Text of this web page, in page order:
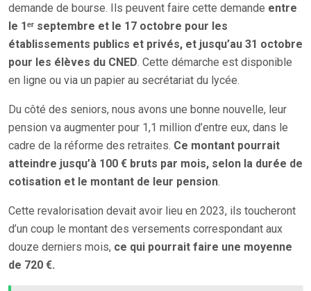
demande de bourse. Ils peuvent faire cette demande entre
le 1ᵉʳ septembre et le 17 octobre pour les
établissements publics et privés, et jusqu’au 31 octobre
pour les élèves du CNED. Cette démarche est disponible
en ligne ou via un papier au secrétariat du lycée.
Du côté des seniors, nous avons une bonne nouvelle, leur
pension va augmenter pour 1,1 million d’entre eux, dans le
cadre de la réforme des retraites. Ce montant pourrait
atteindre jusqu’à 100 € bruts par mois, selon la durée de
cotisation et le montant de leur pension.
Cette revalorisation devait avoir lieu en 2023, ils toucheront
d’un coup le montant des versements correspondant aux
douze derniers mois, ce qui pourrait faire une moyenne
de 720 €.